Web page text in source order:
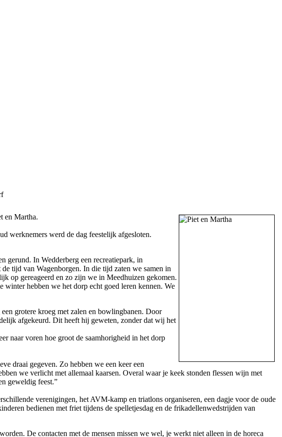
en Martha.
werknemers werd de dag feestelijk afgesloten.
gerund. In Wedderberg een recreatiepark, in
tijd van Wagenborgen. In die tijd zaten we samen in
op gereageerd en zo zijn we in Meedhuizen gekomen.
winter hebben we het dorp echt goed leren kennen. We
grotere kroeg met zalen en bowlingbanen. Door
afgekeurd. Dit heeft hij geweten, zonder dat wij het
naar voren hoe groot de saamhorigheid in het dorp
draai gegeven. Zo hebben we een keer een
we verlicht met allemaal kaarsen. Overal waar je keek stonden flessen wijn met
geweldig feest.”
verenigingen, het AVM-kamp en triatlons organiseren, een dagje voor de oude
bedienen met friet tijdens de spelletjesdag en de frikadellenwedstrijden van
De contacten met de mensen missen we wel, je werkt niet alleen in de horeca